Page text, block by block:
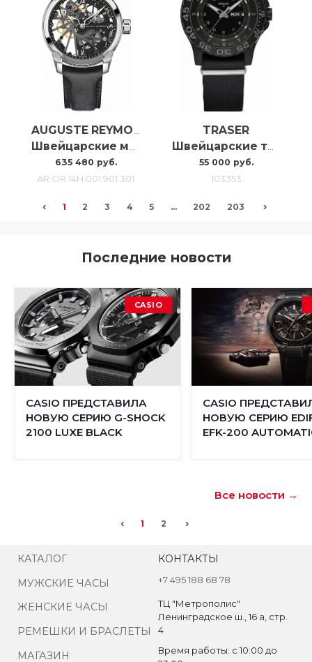
635 480 руб.
AR.OR.14H.001.901.301
TRASER
Швейцарские тактические мужские часы Traser P66 Shade 103353
55 000 руб.
103353
‹ 1 2 3 4 5 ... 202 203 ›
Последние новости
CASIO
CASIO ПРЕДСТАВИЛА
НОВУЮ СЕРИЮ G-SHOCK
2100 LUXE BLACK
CASIO
НОВУЮ СЕРИЮ
EFK-200
Все новости →
‹ 1 2 ›
КАТАЛОГ
МУЖСКИЕ ЧАСЫ
ЖЕНСКИЕ ЧАСЫ
РЕМЕШКИ И БРАСЛЕТЫ
МАГАЗИН
КОНТАКТЫ
+7 495 188 68 78
ТЦ "Метрополис"
Ленинградское ш., 16 а, стр.
4
Время работы: с 10:00 до